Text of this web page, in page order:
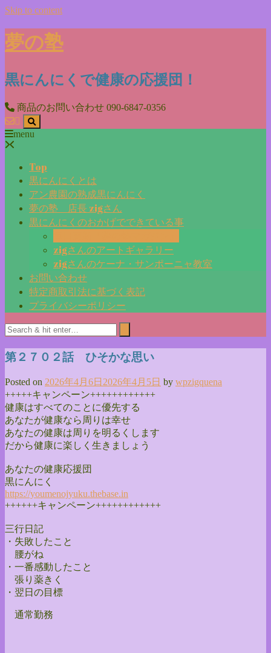
Skip to content
夢の塾
黒にんにくで健康の応援団！
商品のお問い合わせ 090-6847-0356
menu
Top
黒にんにくとは
アン農園の熟成黒にんにく
夢の塾 店長 zigさん
黒にんにくのおかげでできている事
zigさんのアートギャラリー
zigさんのケーナ・サンポーニャ教室
お問い合わせ
特定商取引法に基づく表記
プライバシーポリシー
第２７０２話 ひそかな思い
Posted on 2026年4月6日 2026年4月5日 by wpzigquena
+++++キャンペーン++++++++++++
健康はすべてのことに優先する
あなたが健康なら周りは幸せ
あなたの健康は周りを明るくします
だから健康に楽しく生きましょう
あなたの健康応援団
黒にんにく
https://youmenojyuku.thebase.in
++++++キャンペーン++++++++++++
三行日記
・失敗したこと
腰がね
・一番感動したこと
張り薬きく
・翌日の目標
通常勤務